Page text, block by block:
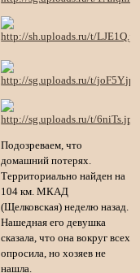
Подозреваем, что
домашний потерях.
Территориально найден на
104 км. МКАД
(Щелковская) неделю назад.
Нашедная его девушка
сказала, что она вокруг всех
опросила, но хозяев не
нашла.